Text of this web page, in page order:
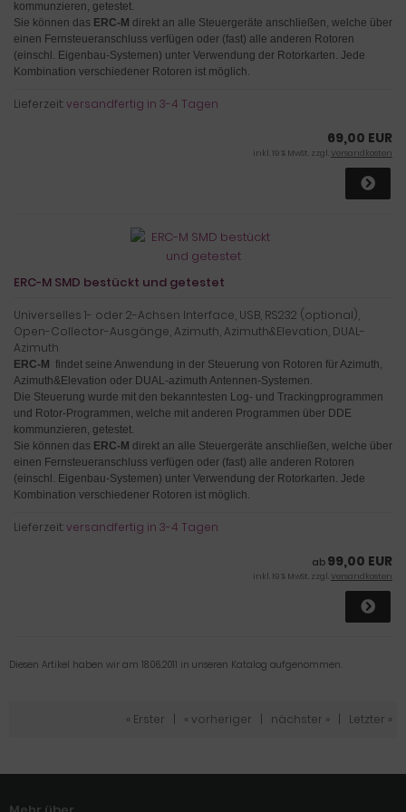
kommunzieren, getestet.
Sie können das ERC-M direkt an alle Steuergeräte anschließen, welche über
einen Fernsteueranschluss verfügen oder (fast) alle anderen Rotoren
(einschl. Eigenbau-Systemen) unter Verwendung der Rotorkarten. Jede
Kombination verschiedener Rotoren ist möglich.
Lieferzeit:versandfertig in 3-4 Tagen
69,00 EUR
inkl. 19 % MwSt. zzgl.Versandkosten
ERC-M SMD bestückt und getestet
Universelles 1- oder 2-Achsen Interface, USB, RS232 (optional),
Open-Collector-Ausgänge, Azimuth, Azimuth&Elevation, DUAL-
Azimuth
ERC-M findet seine Anwendung in der Steuerung von Rotoren für Azimuth,
Azimuth&Elevation oder DUAL-azimuth Antennen-Systemen.
Die Steuerung wurde mit den bekanntesten Log- und Trackingprogrammen
und Rotor-Programmen, welche mit anderen Programmen über DDE
kommunzieren, getestet.
Sie können das ERC-M direkt an alle Steuergeräte anschließen, welche über
einen Fernsteueranschluss verfügen oder (fast) alle anderen Rotoren
(einschl. Eigenbau-Systemen) unter Verwendung der Rotorkarten. Jede
Kombination verschiedener Rotoren ist möglich.
Lieferzeit:versandfertig in 3-4 Tagen
ab 99,00 EUR
inkl. 19 % MwSt. zzgl.Versandkosten
Diesen Artikel haben wir am 18.06.2011 in unseren Katalog aufgenommen.
« Erster « vorheriger nächster » Letzter »